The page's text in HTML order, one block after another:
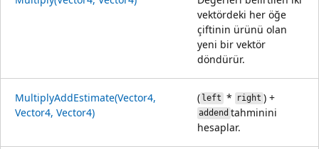
vektördeki her öğe
çiftinin ürünü olan
yeni bir vektör
döndürür.
MultiplyAddEstimate(Vector4,
Vector4, Vector4)
( left * right ) +
addend tahminini
hesaplar.